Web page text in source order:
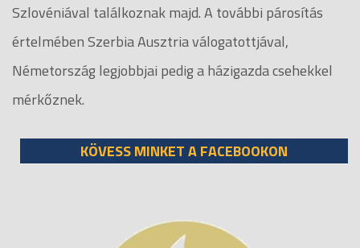
Szlovéniával találkoznak majd. A további párosítás
értelmében Szerbia Ausztria válogatottjával,
Németország legjobbjai pedig a házigazda csehekkel
mérkőznek.
KÖVESS MINKET A FACEBOOKON